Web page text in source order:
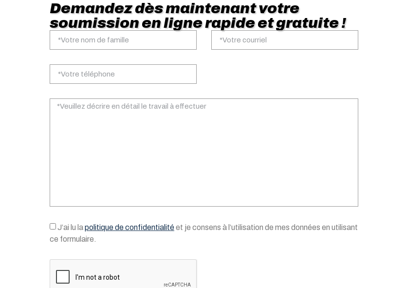
Demandez dès maintenant votre
soumission en ligne rapide et gratuite !
J’ai lu lapolitique de confidentialitéet je consens à l’utilisation de mes données en utilisant
ce formulaire.